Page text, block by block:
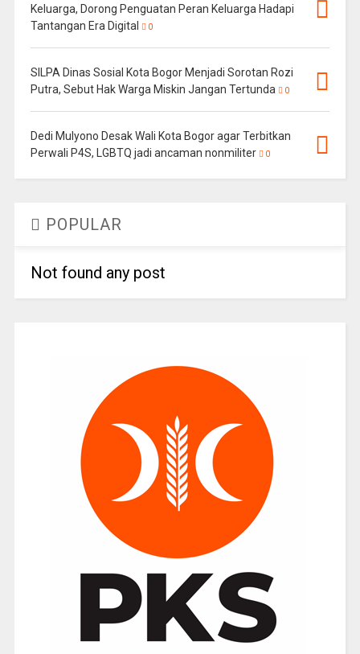
Keluarga, Dorong Penguatan Peran Keluarga Hadapi
Tantangan Era Digital
0
SILPA Dinas Sosial Kota Bogor Menjadi Sorotan Rozi
Putra, Sebut Hak Warga Miskin Jangan Tertunda
0
Dedi Mulyono Desak Wali Kota Bogor agar Terbitkan
Perwali P4S, LGBTQ jadi ancaman nonmiliter
0
POPULAR
Not found any post